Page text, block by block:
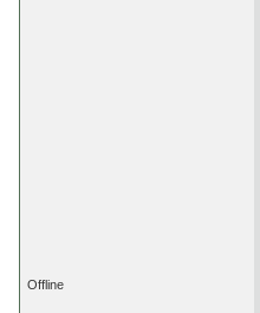
Offline